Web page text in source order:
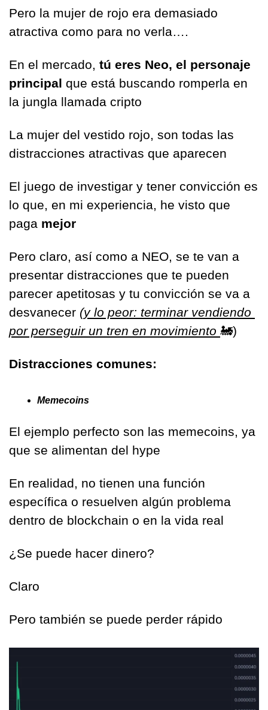
Pero la mujer de rojo era demasiado
atractiva como para no verla….
En el mercado, tú eres Neo, el personaje
principal que está buscando romperla en
la jungla llamada cripto
La mujer del vestido rojo, son todas las
distracciones atractivas que aparecen
El juego de investigar y tener convicción es
lo que, en mi experiencia, he visto que
paga mejor
Pero claro, así como a NEO, se te van a
presentar distracciones que te pueden
parecer apetitosas y tu convicción se va a
desvanecer (y lo peor: terminar vendiendo
por perseguir un tren en movimiento 🚂)
Distracciones comunes:
Memecoins
El ejemplo perfecto son las memecoins, ya
que se alimentan del hype
En realidad, no tienen una función
específica o resuelven algún problema
dentro de blockchain o en la vida real
¿Se puede hacer dinero?
Claro
Pero también se puede perder rápido